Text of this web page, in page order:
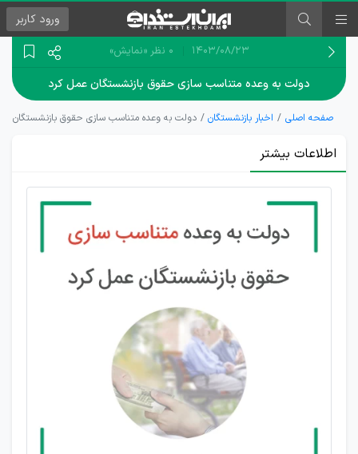
ورود کاربر
۱۴۰۳/۰۸/۲۳ 0 نظر «نمایش»
دولت به وعده متناسب سازی حقوق بازنشستگان عمل کرد
صفحه اصلی اخبار بازنشستگان دولت به وعده متناسب سازی حقوق بازنشستگان
اطلاعات بیشتر
تصویب
متناسب
درصدی